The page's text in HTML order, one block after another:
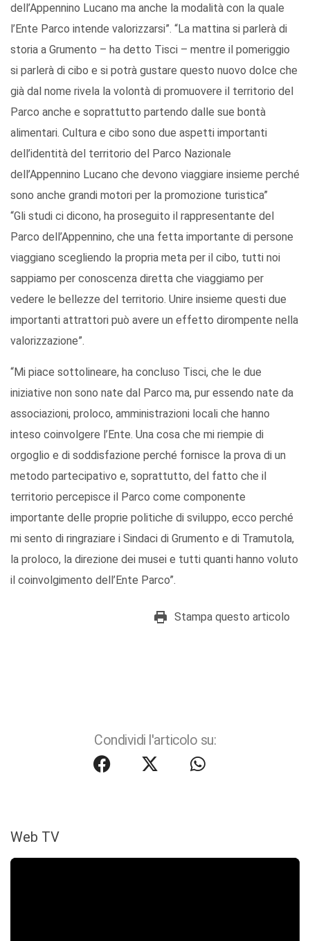
dell’Appennino Lucano ma anche la modalità con la quale
l’Ente Parco intende valorizzarsi”. “La mattina si parlerà di
storia a Grumento – ha detto Tisci – mentre il pomeriggio
si parlerà di cibo e si potrà gustare questo nuovo dolce che
già dal nome rivela la volontà di promuovere il territorio del
Parco anche e soprattutto partendo dalle sue bontà
alimentari. Cultura e cibo sono due aspetti importanti
dell’identità del territorio del Parco Nazionale
dell’Appennino Lucano che devono viaggiare insieme perché
sono anche grandi motori per la promozione turistica”
“Gli studi ci dicono, ha proseguito il rappresentante del
Parco dell’Appennino, che una fetta importante di persone
viaggiano scegliendo la propria meta per il cibo, tutti noi
sappiamo per conoscenza diretta che viaggiamo per
vedere le bellezze del territorio. Unire insieme questi due
importanti attrattori può avere un effetto dirompente nella
valorizzazione”.
“Mi piace sottolineare, ha concluso Tisci, che le due
iniziative non sono nate dal Parco ma, pur essendo nate da
associazioni, proloco, amministrazioni locali che hanno
inteso coinvolgere l’Ente. Una cosa che mi riempie di
orgoglio e di soddisfazione perché fornisce la prova di un
metodo partecipativo e, soprattutto, del fatto che il
territorio percepisce il Parco come componente
importante delle proprie politiche di sviluppo, ecco perché
mi sento di ringraziare i Sindaci di Grumento e di Tramutola,
la proloco, la direzione dei musei e tutti quanti hanno voluto
il coinvolgimento dell’Ente Parco”.
Stampa questo articolo
Condividi l'articolo su:
Web TV